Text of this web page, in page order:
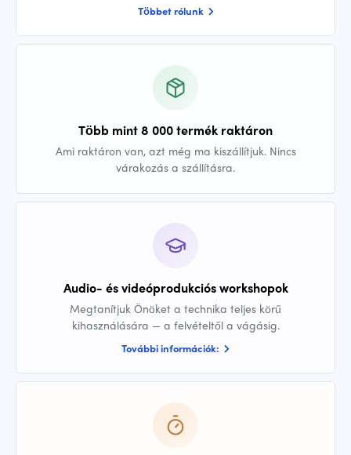
Többet rólunk
Több mint 8 000 termék raktáron
Ami raktáron van, azt még ma kiszállítjuk. Nincs
várakozás a szállításra.
Audio- és videóprodukciós workshopok
Megtanítjuk Önöket a technika teljes körű
kihasználására — a felvételtől a vágásig.
További információk: